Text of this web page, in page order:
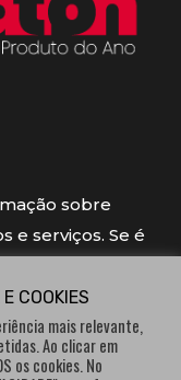
sobre
e serviços. Se é
Produto do
por
COOKIES
mais relevante,
Ao clicar em
os cookies. No